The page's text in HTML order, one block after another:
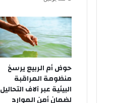
حوض أم الربيع يرسخ
منظومة المراقبة
البيئية عبر آلاف التحاليل
لضمان أمن الموارد